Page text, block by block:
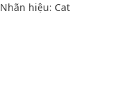
Nhãn hiệu: Cat